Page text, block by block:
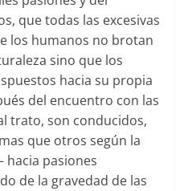
que todas las excesivas
los humanos no brotan
sino que los
hacia su propia
del encuentro con las
trato, son conducidos,
que otros según la
hacia pasiones
de la gravedad de las